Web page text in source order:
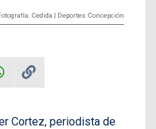
Cedida | Deportes Concepción
Cortez, periodista de